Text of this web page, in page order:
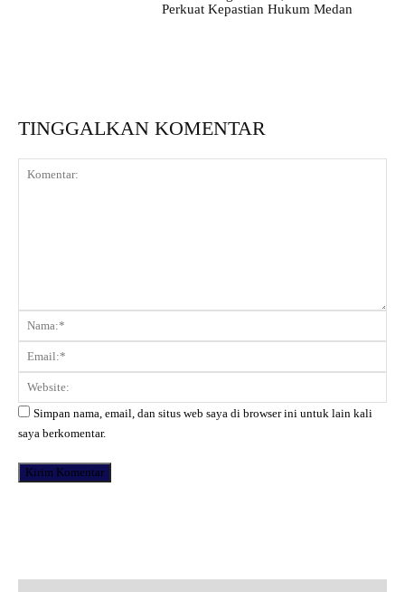
Perkuat Kepastian Hukum Medan
TINGGALKAN KOMENTAR
Komentar:
Simpan nama, email, dan situs web saya di browser ini untuk lain kali
saya berkomentar.